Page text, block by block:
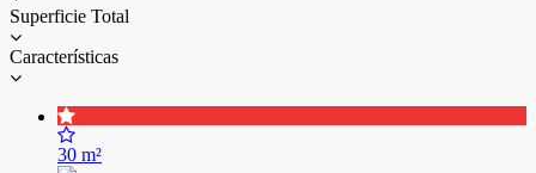
Superficie Total
Características
30 m²